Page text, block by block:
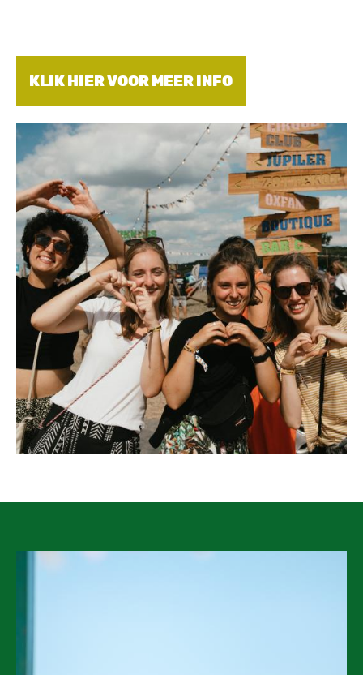
KLIK HIER VOOR MEER INFO
Image